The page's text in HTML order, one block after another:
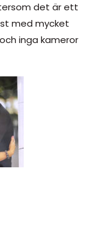
det är ett
med mycket
inga kameror